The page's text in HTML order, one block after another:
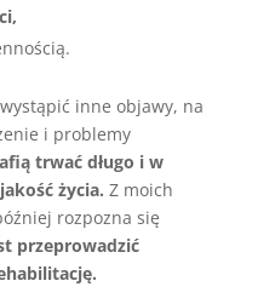
inne objawy, na
i problemy
trwać długo i w
życia. Z moich
rozpozna się
przeprowadzić